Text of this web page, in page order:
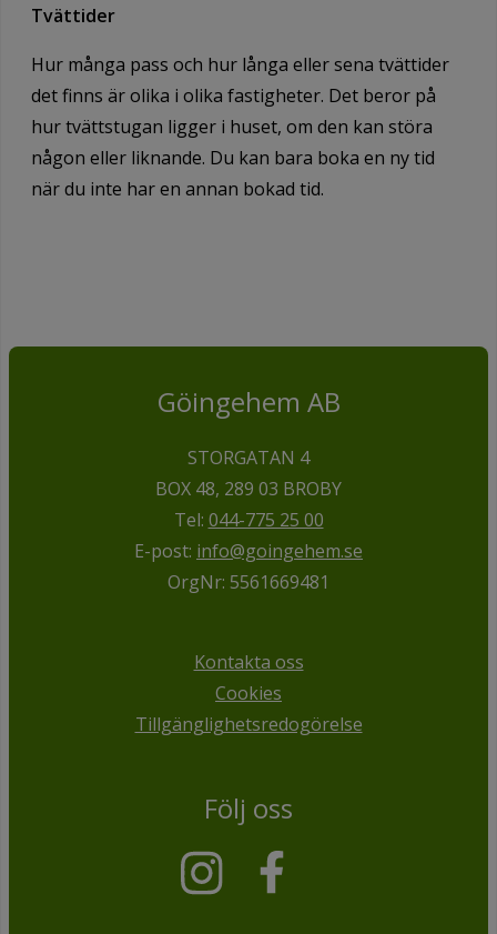
Tvättider
Hur många pass och hur långa eller sena tvättider
det finns är olika i olika fastigheter. Det beror på
hur tvättstugan ligger i huset, om den kan störa
någon eller liknande. Du kan bara boka en ny tid
när du inte har en annan bokad tid.
Göingehem AB
STORGATAN 4
BOX 48, 289 03 BROBY
Tel: 044-775 25 00
E-post: info@goingehem.se
OrgNr: 5561669481
Kontakta oss
Cookies
Tillgänglighetsredogörelse
Följ oss